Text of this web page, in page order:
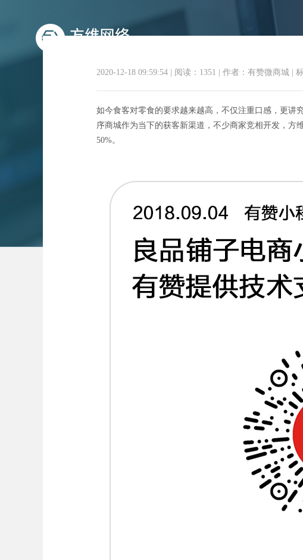
2020-12-18 09:59:54 阅读：1351 作者：有赞微商城
如今食客对零食的要求越来越高，不仅注重口感，更讲
序商城作为当下的获客新渠道，不少商家竞相开发，方
50%。